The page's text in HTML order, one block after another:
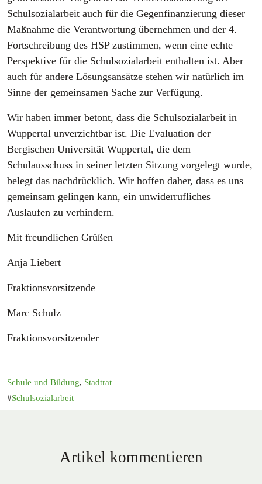
Schulsozialarbeit auch für die Gegenfinanzierung dieser
Maßnahme die Verantwortung übernehmen und der 4.
Fortschreibung des HSP zustimmen, wenn eine echte
Perspektive für die Schulsozialarbeit enthalten ist. Aber
auch für andere Lösungsansätze stehen wir natürlich im
Sinne der gemeinsamen Sache zur Verfügung.
Wir haben immer betont, dass die Schulsozialarbeit in
Wuppertal unverzichtbar ist. Die Evaluation der
Bergischen Universität Wuppertal, die dem
Schulausschuss in seiner letzten Sitzung vorgelegt wurde,
belegt das nachdrücklich. Wir hoffen daher, dass es uns
gemeinsam gelingen kann, ein unwiderrufliches
Auslaufen zu verhindern.
Mit freundlichen Grüßen
Anja Liebert
Fraktionsvorsitzende
Marc Schulz
Fraktionsvorsitzender
Schule und Bildung, Stadtrat
Schulsozialarbeit
Artikel kommentieren